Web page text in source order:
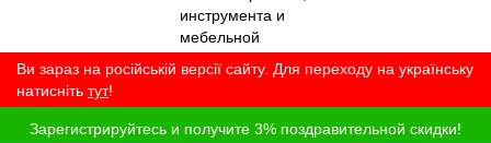
Ви зараз на російській версії сайту. Для переходу на українську
натисніть тут!
Зарегистрируйтесь и получите 3% поздравительной скидки!